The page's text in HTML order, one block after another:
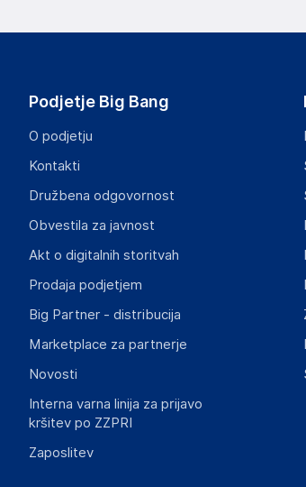
piotrek@wielganizator.pl
Gospodarski subjekt s sedežem v EU, ki
ul. Szkolna 6, 64-000 Racot
Poland
Slike o varnosti izdelka
Slike o varnosti izdelka vsebujejo
Podjetje Big Bang
O podjetju
Kontakti
Družbena odgovornost
Obvestila za javnost
Akt o digitalnih storitvah
Prodaja podjetjem
Big Partner - distribucija
Marketplace za partnerje
Novosti
Interna varna linija za prijavo
kršitev po ZZPRI
Zaposlitev